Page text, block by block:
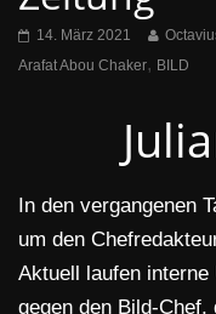
14. März 2021
Arafat Abou Chaker, BILD
In den vergangenen
um den
Aktuell laufen
gegen den Bild-